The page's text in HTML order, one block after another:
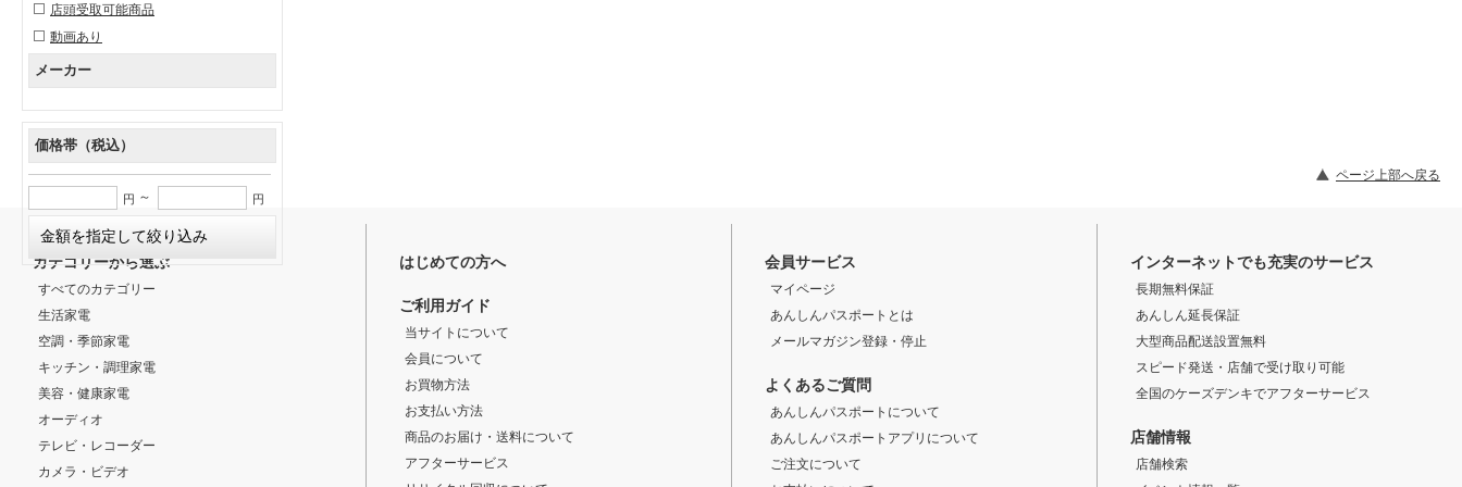
店頭受取可能商品
動画あり
メーカー
価格帯（税込）
円 ～ 円
ページ上部へ戻る
カテゴリーから選ぶ
すべてのカテゴリー
生活家電
空調・季節家電
キッチン・調理家電
美容・健康家電
オーディオ
テレビ・レコーダー
カメラ・ビデオ
はじめての方へ
ご利用ガイド
当サイトについて
会員について
お買物方法
お支払い方法
商品のお届け・送料について
アフターサービス
会員サービス
マイページ
あんしんパスポートとは
メールマガジン登録・停止
よくあるご質問
あんしんパスポートについて
あんしんパスポートアプリについて
ご注文について
インターネットでも充実のサービス
長期無料保証
あんしん延長保証
大型商品配送設置無料
スピード発送・店舗で受け取り可能
全国のケーズデンキでアフターサービス
店舗情報
店舗検索